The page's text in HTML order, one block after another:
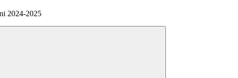
2024-2025